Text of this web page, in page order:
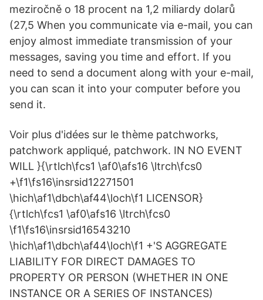
meziročně o 18 procent na 1,2 miliardy dolarů
(27,5 When you communicate via e-mail, you can
enjoy almost immediate transmission of your
messages, saving you time and effort. If you
need to send a document along with your e-mail,
you can scan it into your computer before you
send it.
Voir plus d'idées sur le thème patchworks,
patchwork appliqué, patchwork. IN NO EVENT
WILL }{\rtlch\fcs1 \af0\afs16 \ltrch\fcs0
+\f1\fs16\insrsid12271501
\hich\af1\dbch\af44\loch\f1 LICENSOR}
{\rtlch\fcs1 \af0\afs16 \ltrch\fcs0
\f1\fs16\insrsid16543210
\hich\af1\dbch\af44\loch\f1 +'S AGGREGATE
LIABILITY FOR DIRECT DAMAGES TO
PROPERTY OR PERSON (WHETHER IN ONE
INSTANCE OR A SERIES OF INSTANCES)